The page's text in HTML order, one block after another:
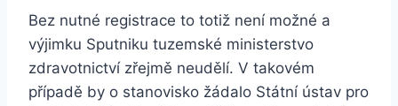
Bez nutné registrace to totiž není možné a
výjimku Sputniku tuzemské ministerstvo
zdravotnictví zřejmě neudělí. V takovém
případě by o stanovisko žádalo Státní ústav pro